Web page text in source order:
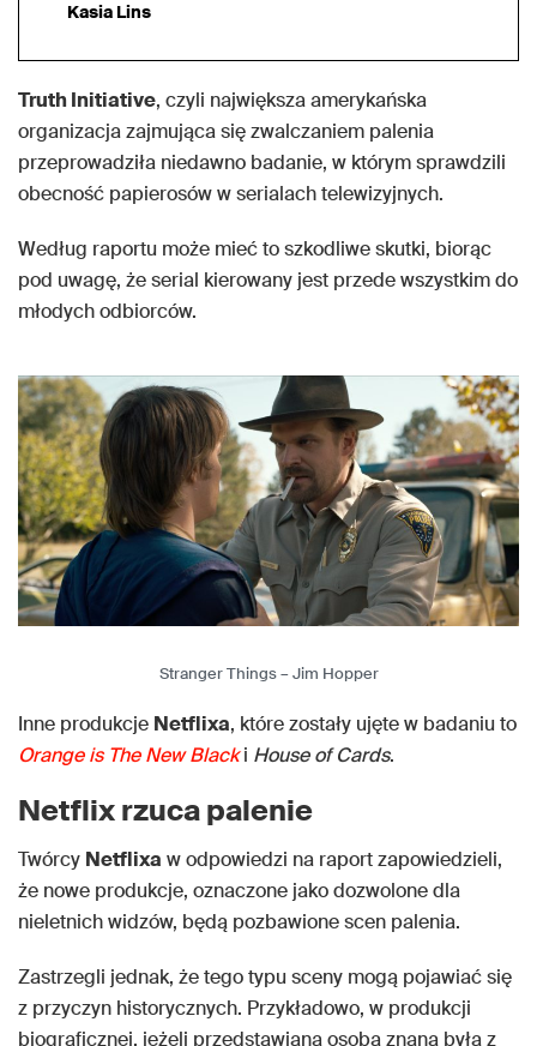
Kasia Lins
Truth Initiative, czyli największa amerykańska
organizacja zajmująca się zwalczaniem palenia
przeprowadziła niedawno badanie, w którym sprawdzili
obecność papierosów w serialach telewizyjnych.
Według raportu może mieć to szkodliwe skutki, biorąc
pod uwagę, że serial kierowany jest przede wszystkim do
młodych odbiorców.
Stranger Things – Jim Hopper
Inne produkcje Netflixa, które zostały ujęte w badaniu to
Orange is The New Blacki House of Cards.
Netflix rzuca palenie
Twórcy Netflixa w odpowiedzi na raport zapowiedzieli,
że nowe produkcje, oznaczone jako dozwolone dla
nieletnich widzów, będą pozbawione scen palenia.
Zastrzegli jednak, że tego typu sceny mogą pojawiać się
z przyczyn historycznych. Przykładowo, w produkcji
biograficznej, jeżeli przedstawiana osoba znana była z